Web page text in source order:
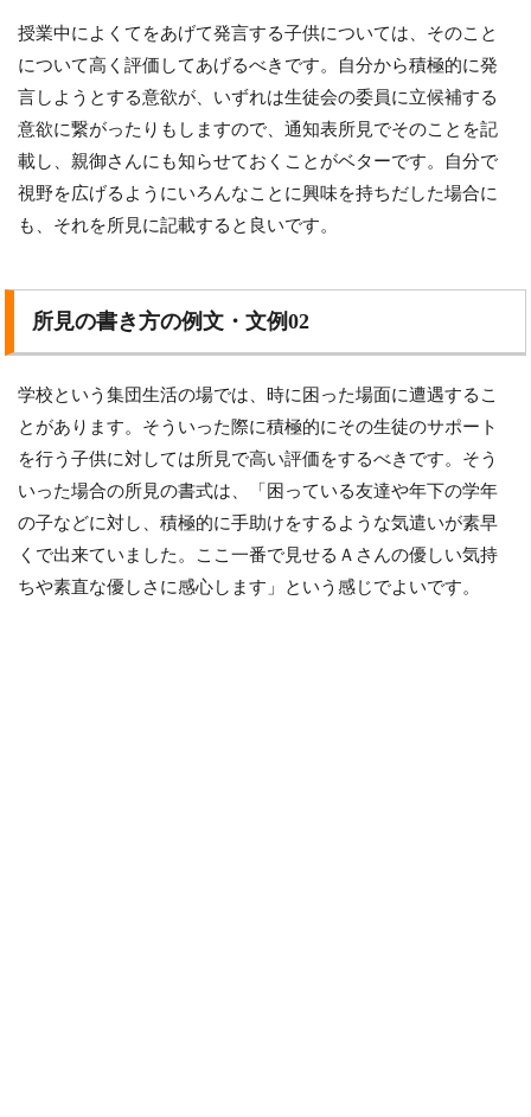
授業中によくてをあげて発言する子供については、そのこと
について高く評価してあげるべきです。自分から積極的に発
言しようとする意欲が、いずれは生徒会の委員に立候補する
意欲に繋がったりもしますので、通知表所見でそのことを記
載し、親御さんにも知らせておくことがベターです。自分で
視野を広げるようにいろんなことに興味を持ちだした場合に
も、それを所見に記載すると良いです。
所見の書き方の例文・文例02
学校という集団生活の場では、時に困った場面に遭遇するこ
とがあります。そういった際に積極的にその生徒のサポート
を行う子供に対しては所見で高い評価をするべきです。そう
いった場合の所見の書式は、「困っている友達や年下の学年
の子などに対し、積極的に手助けをするような気遣いが素早
くで出来ていました。ここ一番で見せるＡさんの優しい気持
ちや素直な優しさに感心します」という感じでよいです。